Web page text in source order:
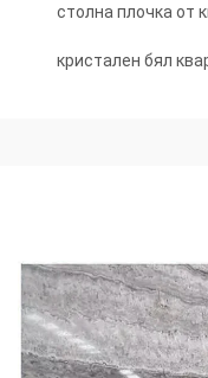
столна плочка от
кристален бял